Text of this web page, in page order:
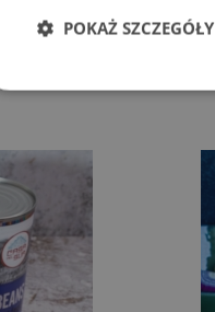
POKAŻ SZCZEGÓŁY